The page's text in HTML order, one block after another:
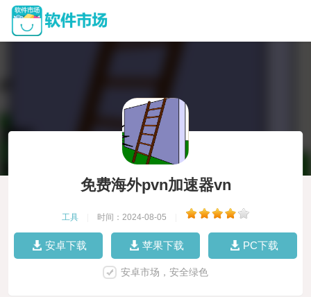
免费海外pvn加速器vn
工具 时间：2024-08-05
安卓下载 苹果下载 PC下载
安卓市场，安全绿色